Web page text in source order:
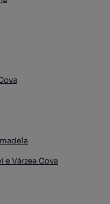
e Várzea Cova